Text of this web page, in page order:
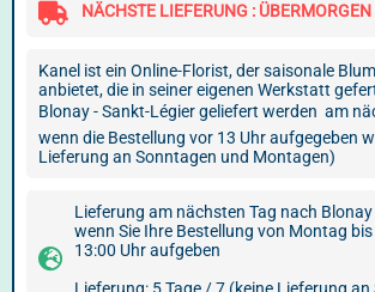
NÄCHSTE LIEFERUNG : ÜBERMORGEN
Kanel ist ein Online-Florist, der saisonale
anbietet, die in seiner eigenen Werkstatt
Blonay - Sankt-Légier geliefert werden  am
wenn die Bestellung vor 13 Uhr aufgegeben
Lieferung an Sonntagen und Montagen)
Lieferung am nächsten Tag nach Blonay
wenn Sie Ihre Bestellung von Montag
13:00 Uhr aufgeben